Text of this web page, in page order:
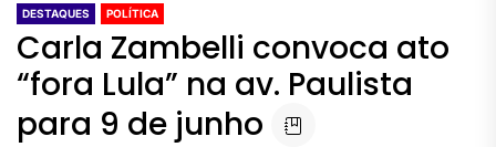
DESTAQUES POLÍTICA
Carla Zambelli convoca ato
“fora Lula” na av. Paulista
para 9 de junho